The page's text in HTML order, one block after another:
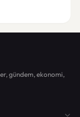
gündem, ekonomi,